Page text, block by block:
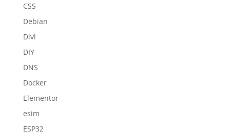
CSS
Debian
Divi
DIY
DNS
Docker
Elementor
esim
ESP32